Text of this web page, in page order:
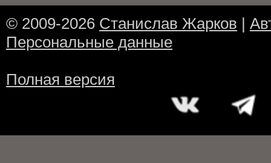
© 2009-2026 Станислав Жарков |
Персональные данные
Полная версия